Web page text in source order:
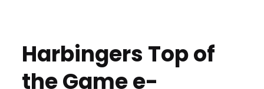
Harbingers Top of
the Game e-